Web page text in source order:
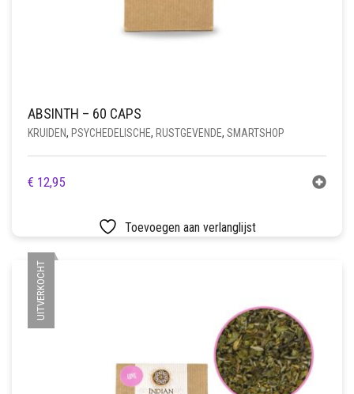
ABSINTH – 60 CAPS
KRUIDEN, PSYCHEDELISCHE, RUSTGEVENDE, SMARTSHOP
€ 12,95
Toevoegen aan verlanglijst
UITVERKOCHT